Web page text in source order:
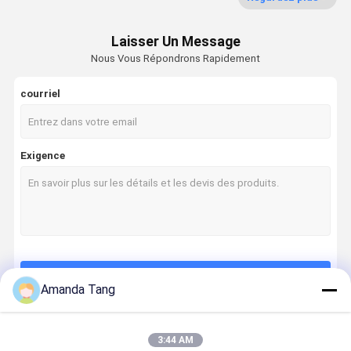
Détecteur de fuite d'eau
capteur de fuite d'eau
Détecteur de fuite futé
Pommeau de douche filtré
Purificateur d'eau domestique
Laisser Un Message
Nous Vous Répondrons Rapidement
courriel
Exigence
Amanda Tang
3:44 AM